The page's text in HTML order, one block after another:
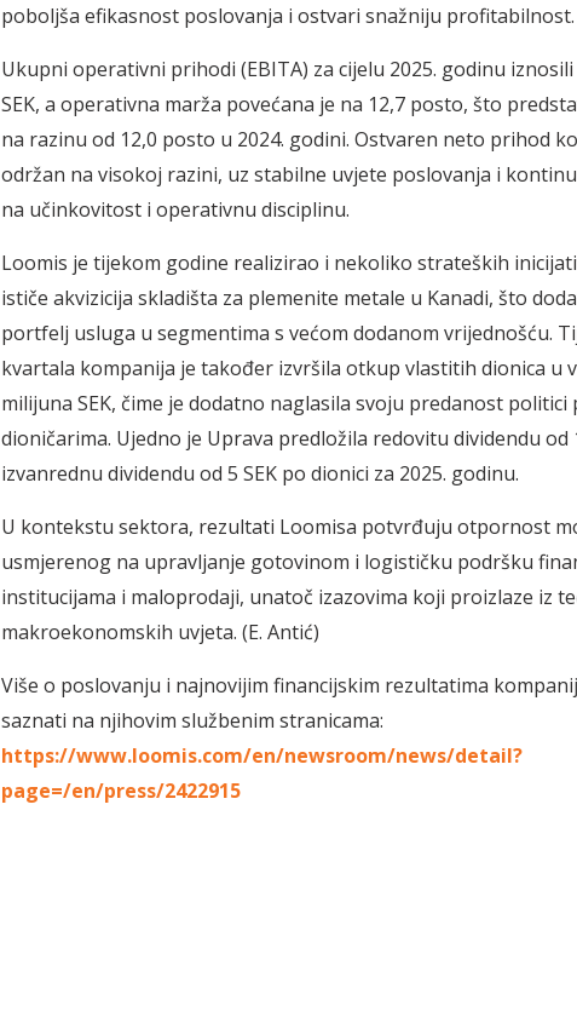
poboljša efikasnost poslovanja i ostvari snažniju profitabilnost.
Ukupni operativni prihodi (EBITA) za cijelu 2025. godinu
SEK, a operativna marža povećana je na 12,7 posto, što
na razinu od 12,0 posto u 2024. godini. Ostvaren neto prihod
održan na visokoj razini, uz stabilne uvjete poslovanja i
na učinkovitost i operativnu disciplinu.
Loomis je tijekom godine realizirao i nekoliko strateških
ističe akvizicija skladišta za plemenite metale u Kanadi, što
portfelj usluga u segmentima s većom dodanom vrijednošću.
kvartala kompanija je također izvršila otkup vlastitih dionica u
milijuna SEK, čime je dodatno naglasila svoju predanost
dioničarima. Ujedno je Uprava predložila redovitu dividendu od
izvanrednu dividendu od 5 SEK po dionici za 2025. godinu.
U kontekstu sektora, rezultati Loomisa potvrđuju otpornost
usmjerenog na upravljanje gotovinom i logističku podršku
institucijama i maloprodaji, unatoč izazovima koji proizlaze iz
makroekonomskih uvjeta. (E. Antić)
Više o poslovanju i najnovijim financijskim rezultatima
saznati na njihovim službenim stranicama:
https://www.loomis.com/en/newsroom/news/detail?
page=/en/press/2422915